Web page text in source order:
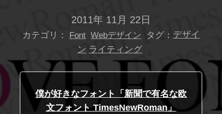
2011年 11月 22日
カテゴリ： Font Webデザイン タグ： デザイ
ン ライティング
僕が好きなフォント「新聞で有名な欧
文フォント TimesNewRoman」